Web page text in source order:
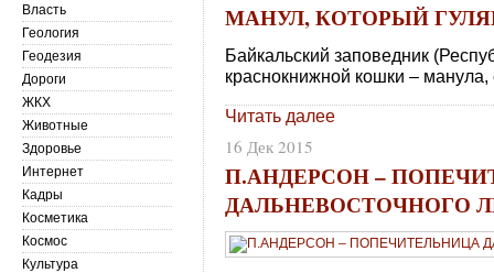
МАНУЛ, КОТОРЫЙ
Байкальский заповедник
краснокнижной кошки –
Читать далее
16 Дек 2015
П.АНДЕРСОН –
ДАЛЬНЕВОСТОЧНОГО
Власть
Геология
Геодезия
Дороги
ЖКХ
Животные
Здоровье
Интернет
Кадры
Косметика
Космос
Культура